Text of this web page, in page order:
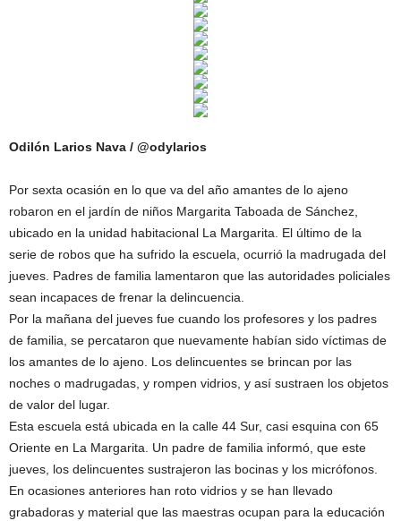
Odilón Larios Nava / @odylarios
Por sexta ocasión en lo que va del año amantes de lo ajeno
robaron en el jardín de niños Margarita Taboada de Sánchez,
ubicado en la unidad habitacional La Margarita. El último de la
serie de robos que ha sufrido la escuela, ocurrió la madrugada del
jueves. Padres de familia lamentaron que las autoridades policiales
sean incapaces de frenar la delincuencia.
Por la mañana del jueves fue cuando los profesores y los padres
de familia, se percataron que nuevamente habían sido víctimas de
los amantes de lo ajeno. Los delincuentes se brincan por las
noches o madrugadas, y rompen vidrios, y así sustraen los objetos
de valor del lugar.
Esta escuela está ubicada en la calle 44 Sur, casi esquina con 65
Oriente en La Margarita. Un padre de familia informó, que este
jueves, los delincuentes sustrajeron las bocinas y los micrófonos.
En ocasiones anteriores han roto vidrios y se han llevado
grabadoras y material que las maestras ocupan para la educación